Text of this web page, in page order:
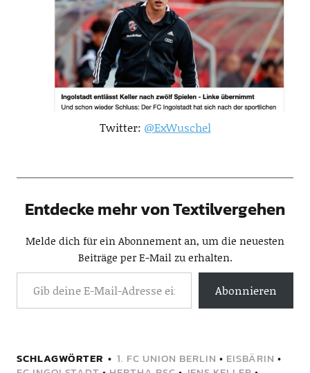
Twitter: @ExWuschel
Entdecke mehr von Textilvergehen
Melde dich für ein Abonnement an, um die neuesten
Beiträge per E-Mail zu erhalten.
Abonnieren
SCHLAGWÖRTER 1. FC UNION BERLIN • EISBÄRIN •